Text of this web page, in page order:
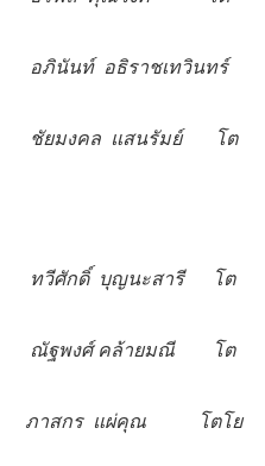
อภินันท์ อธิราชเทวินทร์
ชัยมงคล แสนรัมย์ โต
ทวีศักดิ์ บุญนะสารี โต
ณัฐพงศ์ คล้ายมณี โต
ภาสกร แผ่คุณ โตโย